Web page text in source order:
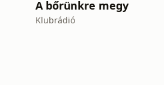
A bőrünkre megy
Klubrádió